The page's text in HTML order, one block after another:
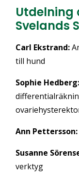
Utdelning
Svelands
Carl Ekstrand:
till hund
Sophie Hedberg:
Ann Pettersson:
Susanne
verktyg